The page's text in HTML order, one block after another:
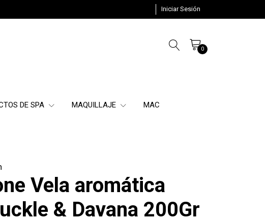
Iniciar Sesión
0
DE SPA MAQUILLAJE MAC
Vela aromática
& Davana 200Gr